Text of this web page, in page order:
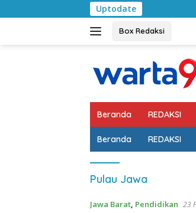
ke
Uptodate
Box Redaksi
Beranda REDAKSI
Beranda REDAKSI
Pulau Jawa
Jawa Barat, Pendidikan 23